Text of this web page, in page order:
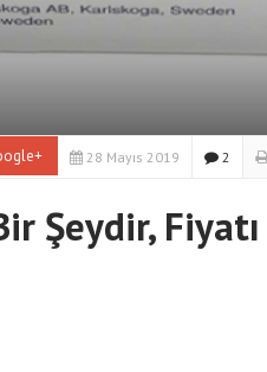
28 Mayıs 2019 2
Şeydir,